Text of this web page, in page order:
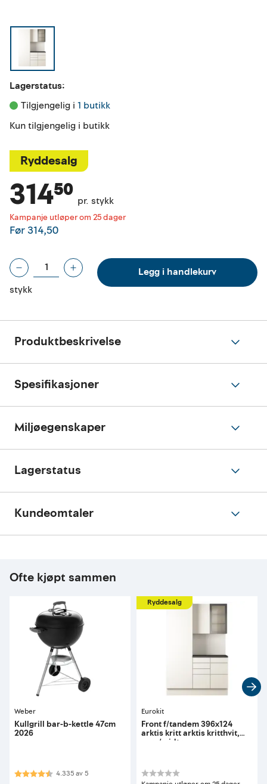
Lagerstatus:
Tilgjengelig i 1 butikk
Kun tilgjengelig i butikk
Ryddesalg
Kampanje utløper om 25 dager
314⁵⁰ pr. stykk
Før314,50
stykk
Legg i handlekurv
Produktbeskrivelse
Spesifikasjoner
Miljøegenskaper
Lagerstatus
Kundeomtaler
Ofte kjøpt sammen
Weber
Kullgrill bar-b-kettle 47cm
2026
Karakter:4.3 av 5 mulige
4.335av5
Ryddesalg
Eurokit
Front f/tandem 396x124
arktis kritt arktis kritthvit,
øvre/midtre